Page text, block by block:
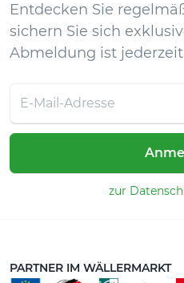
Entdecken Sie
sichern Sie sich
Abmeldung ist
zur
PARTNER IM WÄLLERMARKT